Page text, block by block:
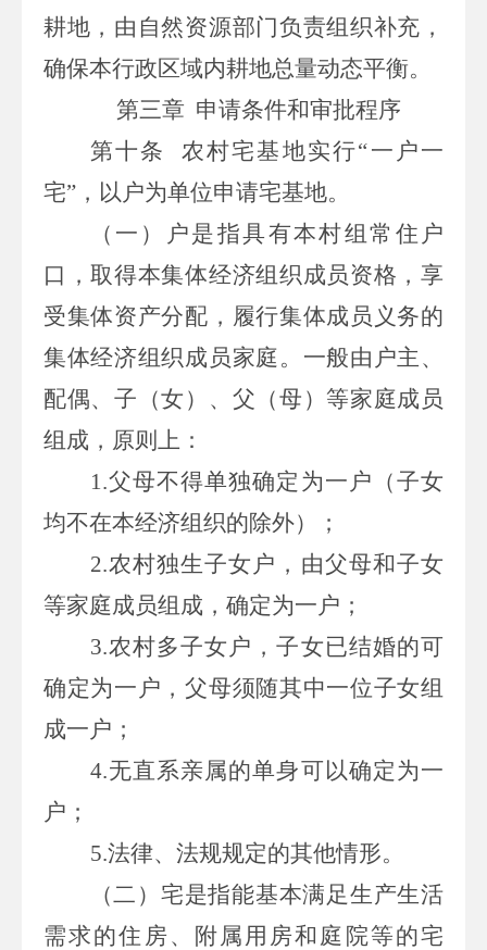
耕地，由自然资源部门负责组织补充，
确保本行政区域内耕地总量动态平衡。
第三章 申请条件和审批程序
第十条
农村宅基地实行“一户一
宅”，以户为单位申请宅基地。
（一）户是指具有本村组常住户
口，取得本集体经济组织成员资格，享
受集体资产分配，履行集体成员义务的
集体经济组织成员家庭。一般由户主、
配偶、子（女）、父（母）等家庭成员
组成，原则上：
1.父母不得单独确定为一户（子女
均不在本经济组织的除外）；
2.农村独生子女户，由父母和子女
等家庭成员组成，确定为一户；
3.农村多子女户，子女已结婚的可
确定为一户，父母须随其中一位子女组
成一户；
4.无直系亲属的单身可以确定为一
户；
5.法律、法规规定的其他情形。
（二）宅是指能基本满足生产生活
需求的住房、附属用房和庭院等的宅